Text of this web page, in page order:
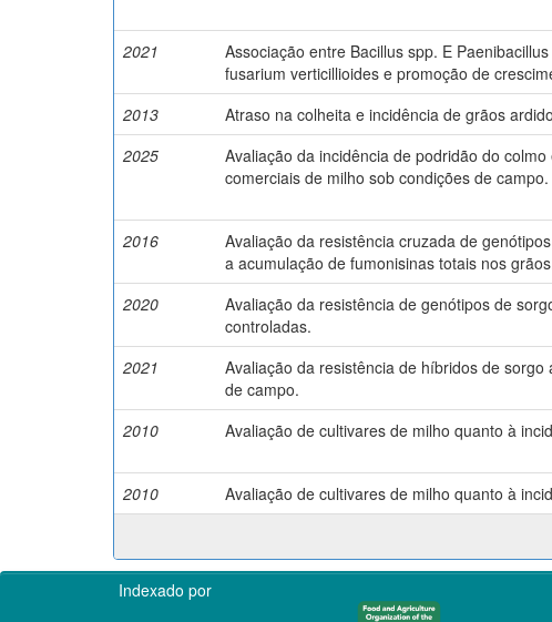
2021
Associação entre Bacillus spp. E
fusarium verticillioides e promoção de
2013
Atraso na colheita e incidência de grãos
2025
Avaliação da incidência de podridão do
comerciais de milho sob condições de campo.
2016
Avaliação da resistência cruzada de
a acumulação de fumonisinas totais nos
2020
Avaliação da resistência de genótipos de
controladas.
2021
Avaliação da resistência de híbridos de
de campo.
2010 Avaliação de cultivares de milho quanto à
2010
Avaliação de cultivares de milho quanto à
Indexado por